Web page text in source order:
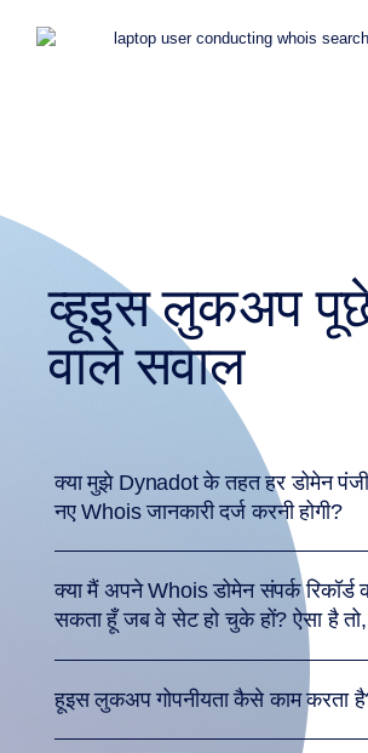
विशेषता
व्हूइस लुकअप
वाले सवाल
क्या मुझे Dynadot के तहत हर डोमेन
नए Whois जानकारी दर्ज करनी होगी?
क्या मैं अपने Whois डोमेन संपर्क
सकता हूँ जब वे सेट हो चुके हों? ऐसा है
हूइस लुकअप गोपनीयता कैसे काम करता